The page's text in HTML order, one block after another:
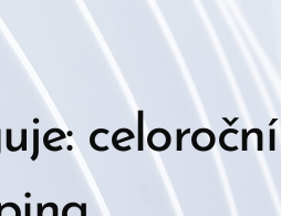
celoroční